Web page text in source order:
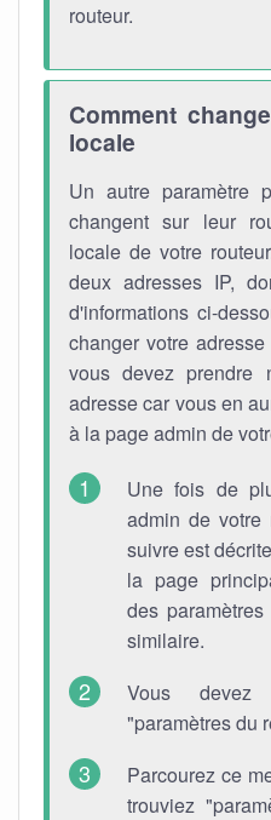
routeur.
Comment
locale
Un autre paramètre
changent sur leur
locale de votre
deux adresses IP,
d'informations ci-
changer votre
vous devez prendre
adresse car vous en
à la page admin de
Une fois de
admin de votre
suivre est
la page
des
similaire.
Vous devez
"paramètres du
Parcourez ce
trouviez